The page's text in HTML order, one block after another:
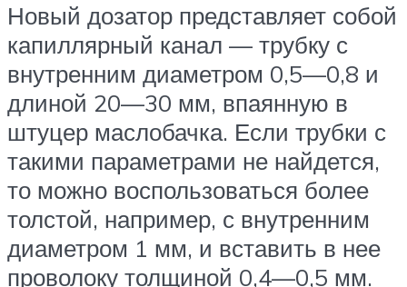
Новый дозатор представляет собой
капиллярный канал — трубку с
внутренним диаметром 0,5—0,8 и
длиной 20—30 мм, впаянную в
штуцер маслобачка. Если трубки с
такими параметрами не найдется,
то можно воспользоваться более
толстой, например, с внутренним
диаметром 1 мм, и вставить в нее
проволоку толщиной 0,4—0,5 мм.